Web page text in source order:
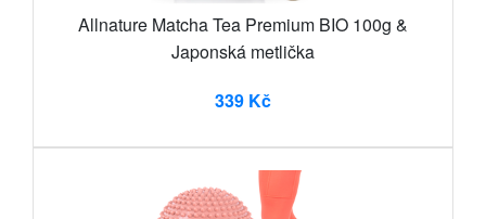
Allnature Matcha Tea Premium BIO 100g &
Japonská metlička
339 Kč